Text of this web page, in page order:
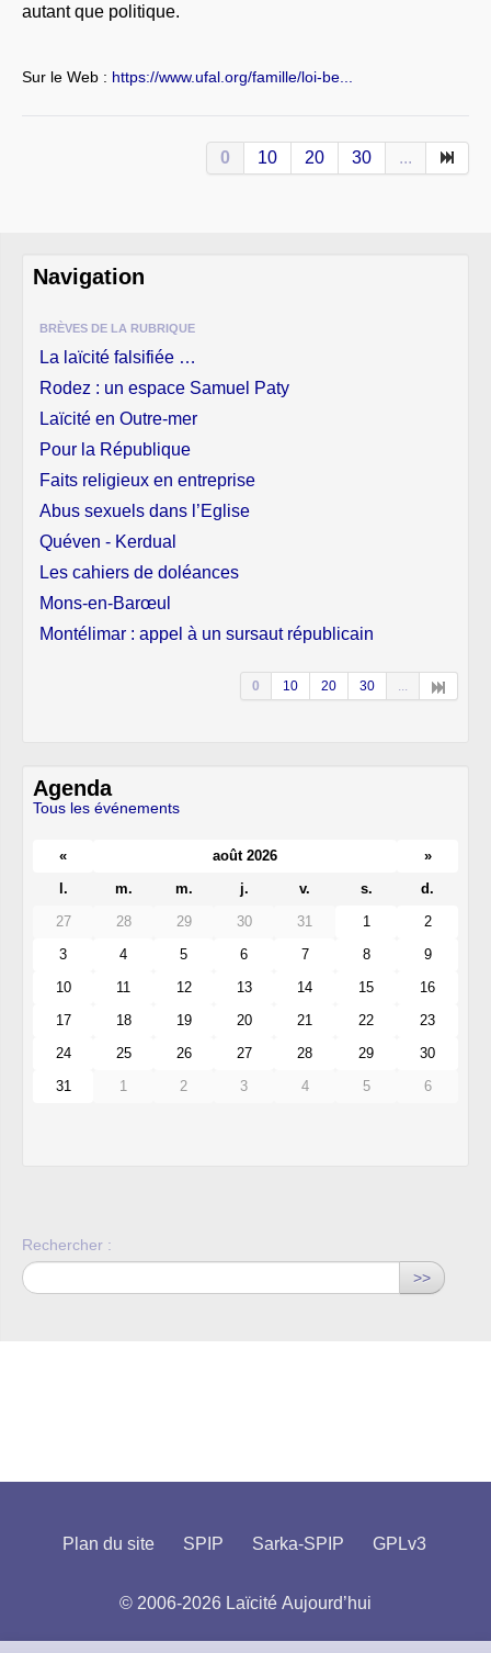
autant que politique.
Sur le Web : https://www.ufal.org/famille/loi-be...
0 10 20 30 ...
Navigation
BRÈVES DE LA RUBRIQUE
La laïcité falsifiée …
Rodez : un espace Samuel Paty
Laïcité en Outre-mer
Pour la République
Faits religieux en entreprise
Abus sexuels dans l’Eglise
Quéven - Kerdual
Les cahiers de doléances
Mons-en-Barœul
Montélimar : appel à un sursaut républicain
0 10 20 30
Agenda
Tous les événements
« août 2026
»
l.
m. m. j. v. s.
d.
27
28 29 30 31 1
2
3
4 5 6 7 8
9
10
11 12 13 14 15
16
17
18 19 20 21 22
23
24
25 26 27 28 29
30
31
1 2 3 4 5 6
Rechercher :
>>
Plan du site SPIP Sarka-SPIP GPLv3
© 2006-2026 Laïcité Aujourd’hui